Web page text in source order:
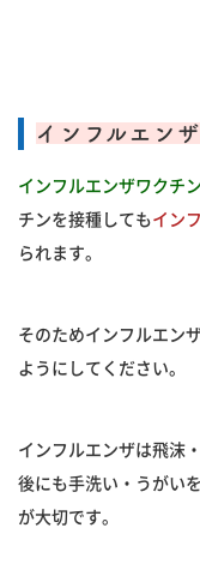
インフルエン
インフルエンザワクチン
チンを接種してもイン
られます。
そのためインフルエン
ようにしてください。
インフルエンザは飛沫
後にも手洗い・うがい
が大切です。